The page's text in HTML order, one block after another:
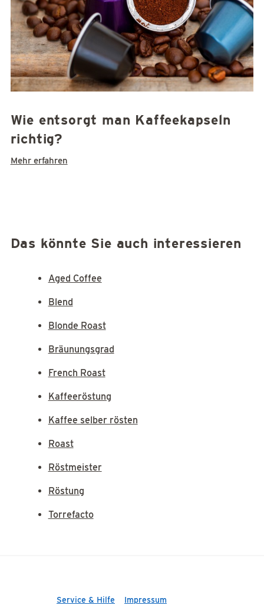
Wie entsorgt man Kaffeekapseln
richtig?
Mehr erfahren
Das könnte Sie auch interessieren
Aged Coffee
Blend
Blonde Roast
Bräunungsgrad
French Roast
Kaffeeröstung
Kaffee selber rösten
Roast
Röstmeister
Röstung
Torrefacto
Service & Hilfe Impressum